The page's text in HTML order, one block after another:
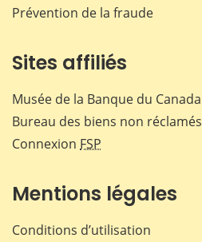
Prévention de la fraude
Sites affiliés
Musée de la Banque du Canada
Bureau des biens non réclamés
Connexion FSP
Mentions légales
Conditions d’utilisation